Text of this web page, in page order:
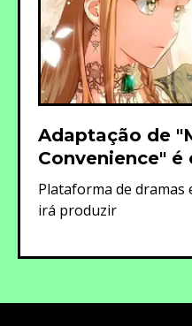
Adaptação de
Convenience"
Plataforma de
irá produzir